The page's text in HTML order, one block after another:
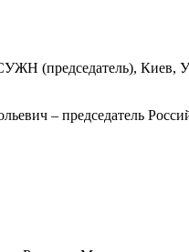
(председатель),
– председатель